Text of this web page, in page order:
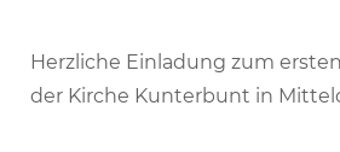
Herz­liche Einla­dung zum
der Kirche Kunter­bunt in